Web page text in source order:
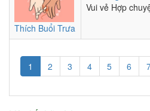
Thích Buổi Trưa
Vui vẻ Hợp
1 2 3 4 5 6